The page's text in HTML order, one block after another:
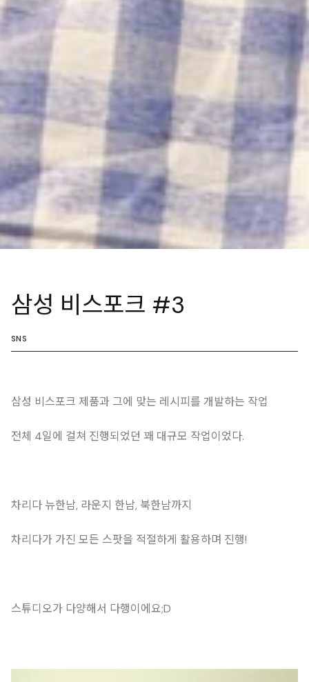
삼성 비스포크 #3
SNS
삼성 비스포크 제품과 그에 맞는 레시피를 개발하는 작업
전체 4일에 걸쳐 진행되었던 꽤 대규모 작업이었다.
차리다 뉴한남, 라운지 한남, 북한남까지
차리다가 가진 모든 스팟을 적절하게 활용하며 진행!
스튜디오가 다양해서 다행이에요;D